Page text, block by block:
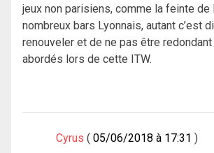
jeux non parisiens, comme la feinte de
nombreux bars Lyonnais, autant c’est
renouveler et de ne pas être
abordés lors de cette ITW.
Cyrus 05/06/2018 à 17:31